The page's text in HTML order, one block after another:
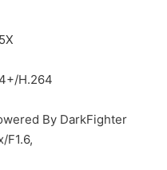
H.264
By DarkFighter
F1.6,